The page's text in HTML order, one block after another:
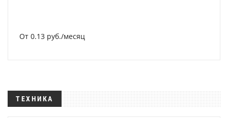
От 0.13 руб./месяц
ТЕХНИКА